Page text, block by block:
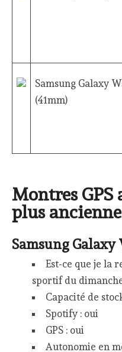
Samsung Galaxy
(41mm)
Montres GPS
plus
Samsung
Est-ce que je la
sportif du
Capacité de
Spotify : oui
GPS : oui
Autonomie en